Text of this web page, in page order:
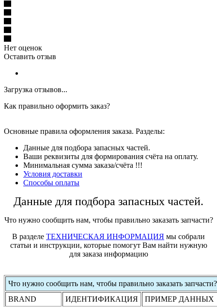
Нет оценок
Оставить отзыв
Загрузка отзывов...
Как правильно оформить заказ?
Основные правила оформления заказа. Разделы:
Данные для подбора запасных частей.
Ваши реквизиты для формирования счёта на оплату.
Минимальная сумма заказа/счёта !!!
Условия доставки
Способы оплаты
Данные для подбора запасных частей.
Что нужно сообщить нам, чтобы правильно заказать запчасти?
В разделе ТЕХНИЧЕСКАЯ ИНФОРМАЦИЯ мы собрали
статьи и инструкции, которые помогут Вам найти нужную
для заказа информацию
Что нужно сообщить нам, чтобы правильно заказать запчасти?
BRAND
ИДЕНТИФИКАЦИЯ ПРИМЕР ДАННЫХ